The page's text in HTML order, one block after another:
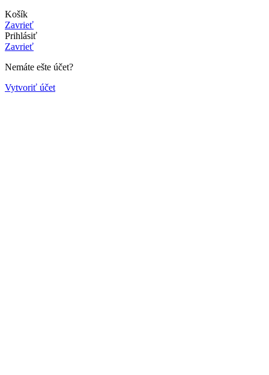
Košík
Zavrieť
Prihlásiť
Zavrieť
Nemáte ešte účet?
Vytvoriť účet